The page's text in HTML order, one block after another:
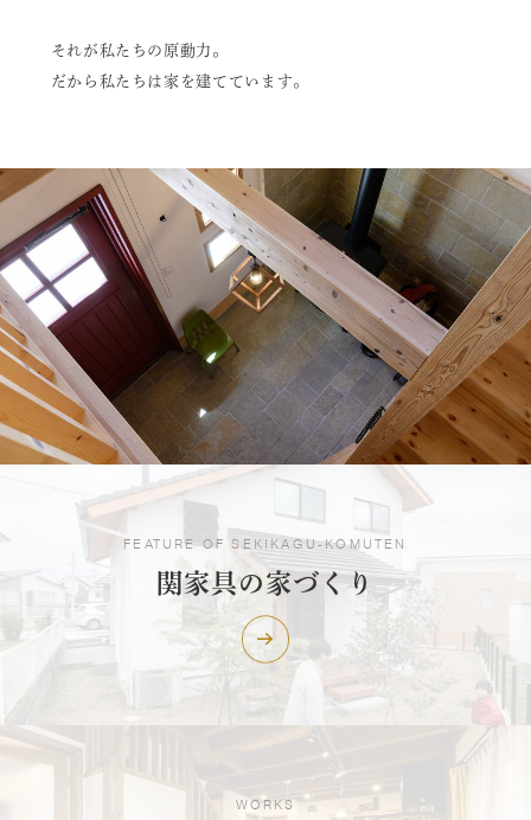
それが私たちの原動力。
だから私たちは家を建てています。
FEATURE OF SEKIKAGU-KOMUTEN
関家具の家づくり
WORKS